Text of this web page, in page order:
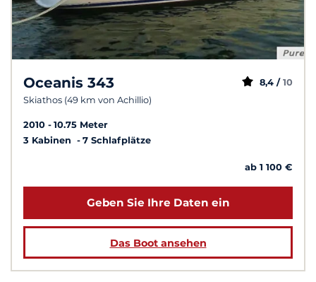
Oceanis 343
Skiathos (49 km von Achillio)
8,4 / 10
2010
10.75 Meter
3 Kabinen
7 Schlafplätze
ab 1 100 €
Geben Sie Ihre Daten ein
Das Boot ansehen